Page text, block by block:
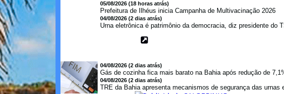
05/08/2026 (18 horas atrás)
Prefeitura de Ilhéus inicia Campanha de Multivacinação 2026
04/08/2026 (2 dias atrás)
Urna eletrônica é patrimônio da democracia, diz presidente do
04/08/2026 (2 dias atrás)
Gás de cozinha fica mais barato na Bahia após redução de
04/08/2026 (2 dias atrás)
TRE da Bahia apresenta mecanismos de segurança das urnas